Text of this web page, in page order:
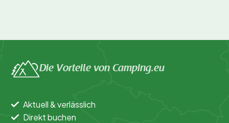
Die Vorteile von Camping.eu
Aktuell & verlässlich
Direkt buchen